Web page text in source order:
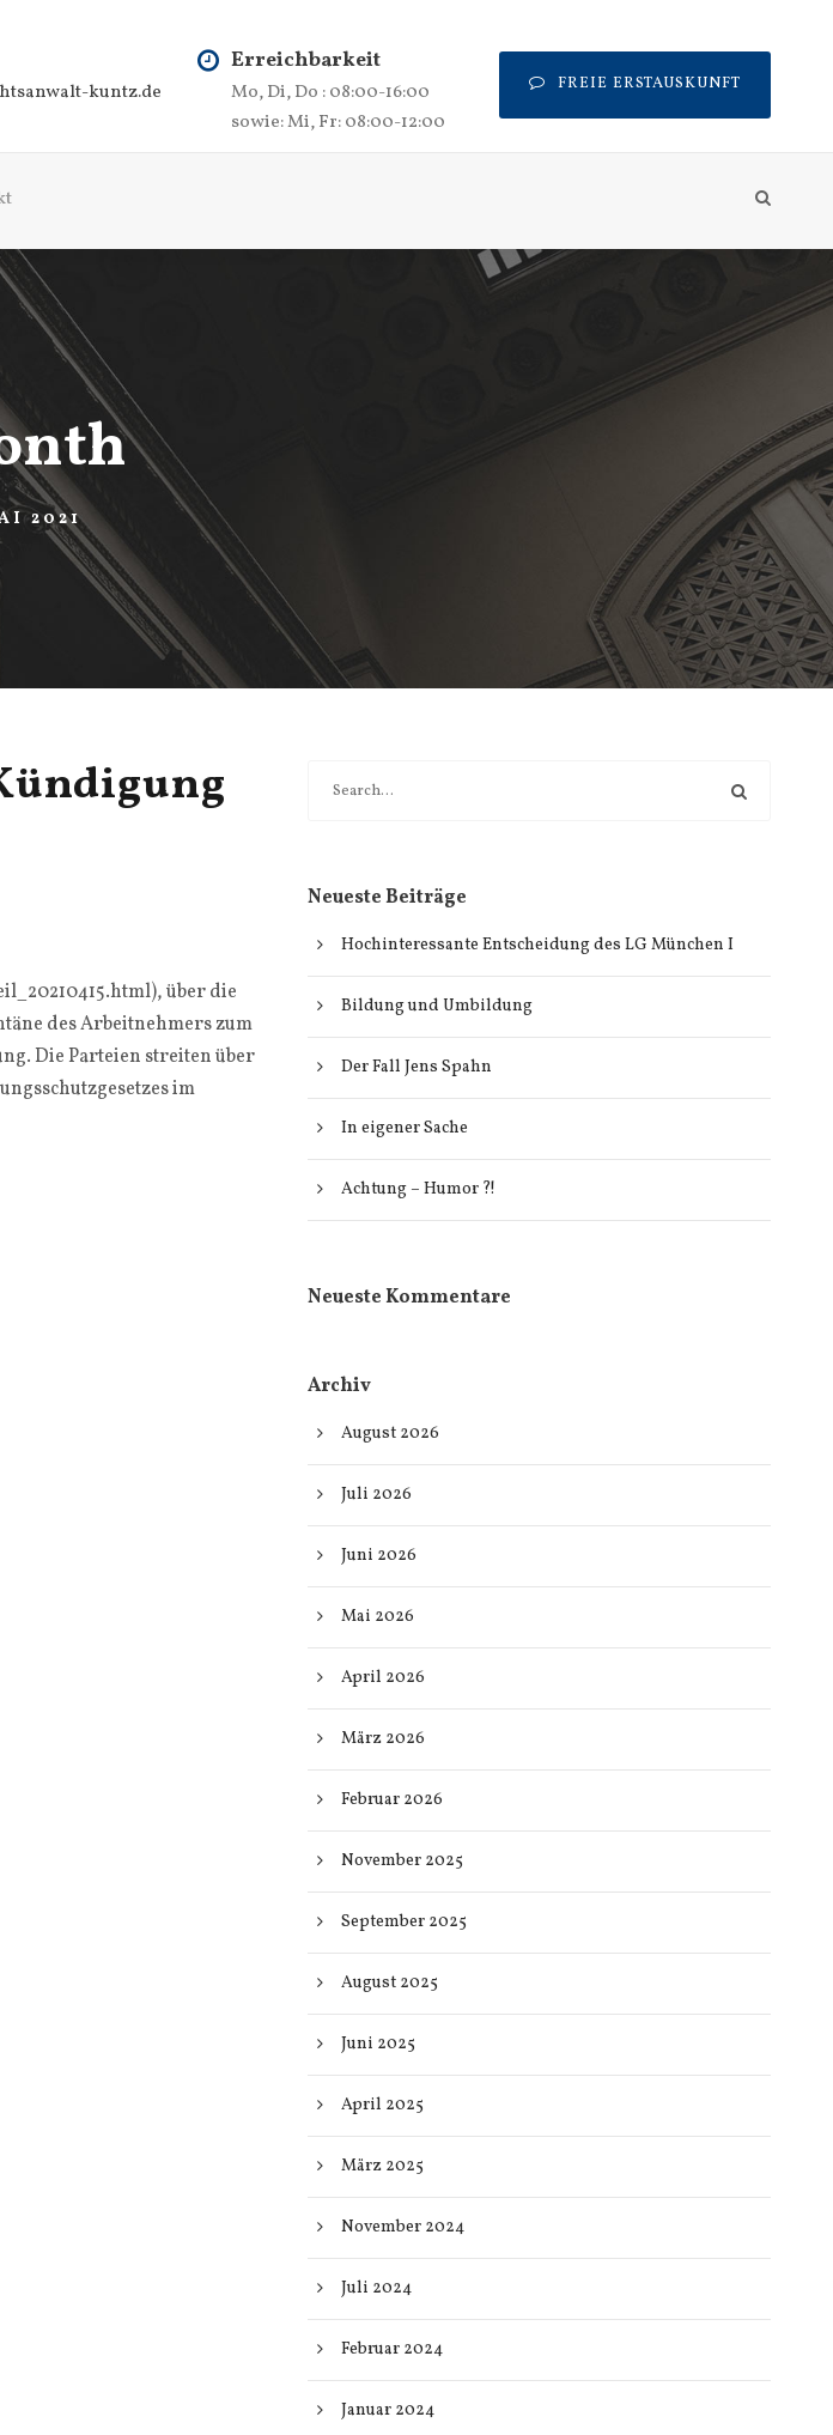
kuntz.de
Erreichbarkeit
Mo, Di, Do : 08:00-16:00
sowie: Mi, Fr: 08:00-12:00
FREIE ERSTAUSKUNFT
2021
über die
des Arbeitnehmers zum
Die Parteien streiten über
im
Neueste Beiträge
Hochinteressante Entscheidung des LG München I
Bildung und Umbildung
Der Fall Jens Spahn
In eigener Sache
Achtung – Humor ?!
Neueste Kommentare
Archiv
August 2026
Juli 2026
Juni 2026
Mai 2026
April 2026
März 2026
Februar 2026
November 2025
September 2025
August 2025
Juni 2025
April 2025
März 2025
November 2024
Juli 2024
Februar 2024
Januar 2024